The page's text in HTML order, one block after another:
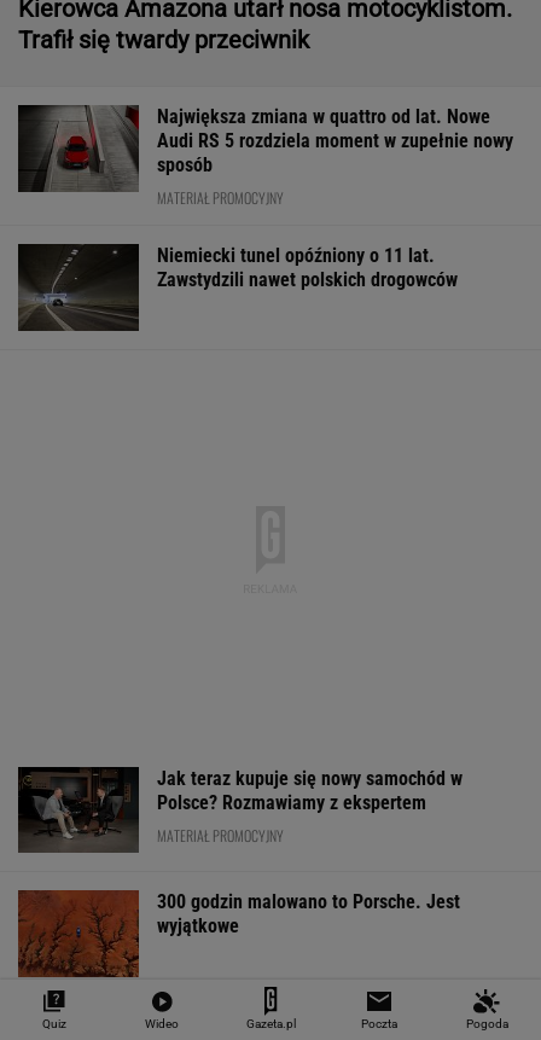
Kierowca Amazona utarł nosa motocyklistom.
Trafił się twardy przeciwnik
Największa zmiana w quattro od lat. Nowe
Audi RS 5 rozdziela moment w zupełnie nowy
sposób
MATERIAŁ PROMOCYJNY
Niemiecki tunel opóźniony o 11 lat.
Zawstydzili nawet polskich drogowców
Jak teraz kupuje się nowy samochód w
Polsce? Rozmawiamy z ekspertem
MATERIAŁ PROMOCYJNY
300 godzin malowano to Porsche. Jest
wyjątkowe
Radar wykrył lawinę wykroczeń. W 40 minut
Quiz Wideo Gazeta.pl Poczta Pogoda